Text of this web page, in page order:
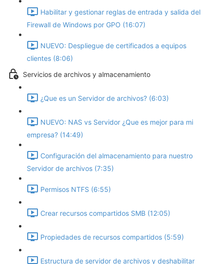
Habilitar y gestionar reglas de entrada y salida del
Firewall de Windows por GPO (16:07)
NUEVO: Despliegue de certificados a equipos
clientes (8:06)
Servicios de archivos y almacenamiento
¿Que es un Servidor de archivos? (6:03)
NUEVO: NAS vs Servidor ¿Que es mejor para mi
empresa? (14:49)
Configuración del almacenamiento para nuestro
Servidor de archivos (7:35)
Permisos NTFS (6:55)
Crear recursos compartidos SMB (12:05)
Propiedades de recursos compartidos (5:59)
Estructura de servidor de archivos y deshabilitar